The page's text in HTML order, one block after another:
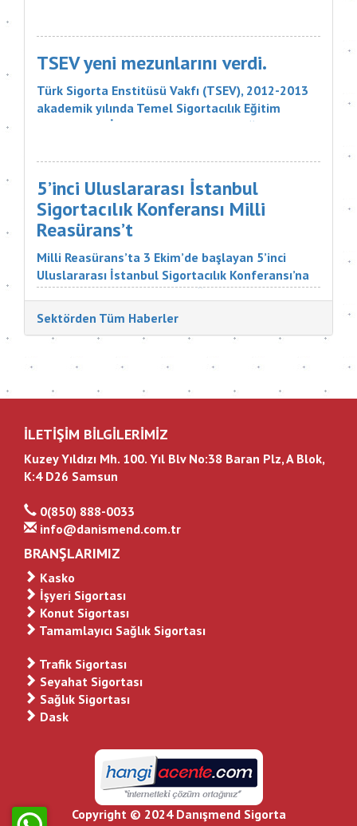
liralık tazminatı ödemesine karar verdi. Sigorta
Tahkim Komisyonu M...
TSEV yeni mezunlarını verdi.
Türk Sigorta Enstitüsü Vakfı (TSEV), 2012-2013
akademik yılında Temel Sigortacılık Eğitim
Programı ve İleri Düzey Sigortacılık Eğitim
tamamlayan öğrencilerini mezun etti. Sigorta
şirketlerinin &uu...
5’inci Uluslararası İstanbul
Sigortacılık Konferansı Milli
Reasürans’t
Milli Reasürans’ta 3 Ekim’de başlayan 5’inci
Uluslararası İstanbul Sigortacılık Konferansı’na
Türkiye ve dünyadan çok değerli katılımcılar
katıldı. Sigorta Tatbikatçıları Derneği'nin
düzenlediği konferansın aç...
Sektörden Tüm Haberler
İLETİŞİM BİLGİLERİMİZ
Kuzey Yıldızı Mh. 100. Yıl Blv No:38 Baran Plz, A Blok,
K:4 D26 Samsun
0(850) 888-0033
info@danismend.com.tr
BRANŞLARIMIZ
Kasko
İşyeri Sigortası
Konut Sigortası
Tamamlayıcı Sağlık Sigortası
Trafik Sigortası
Seyahat Sigortası
Sağlık Sigortası
Dask
Copyright © 2024 Danışmend Sigorta